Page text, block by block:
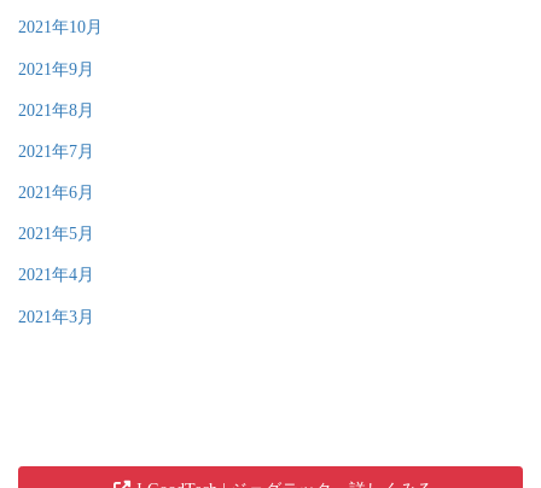
2021年10月
2021年9月
2021年8月
2021年7月
2021年6月
2021年5月
2021年4月
2021年3月